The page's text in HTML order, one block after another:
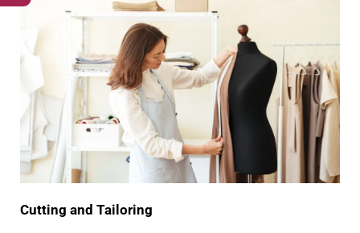
Cutting and Tailoring